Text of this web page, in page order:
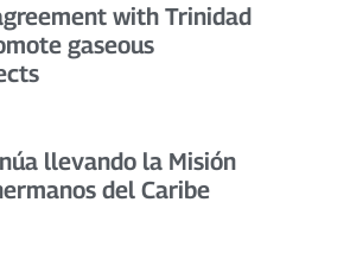
with Trinidad
gaseous
llevando la Misión
del Caribe